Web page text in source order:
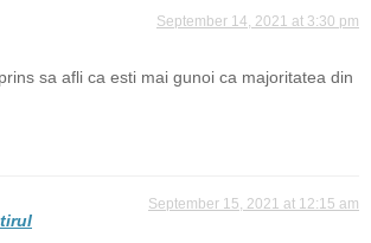
September 14, 2021 at 3:30 pm
sa afli ca esti mai gunoi ca majoritatea din
September 15, 2021 at 12:15 am